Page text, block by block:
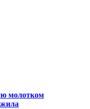
молотком